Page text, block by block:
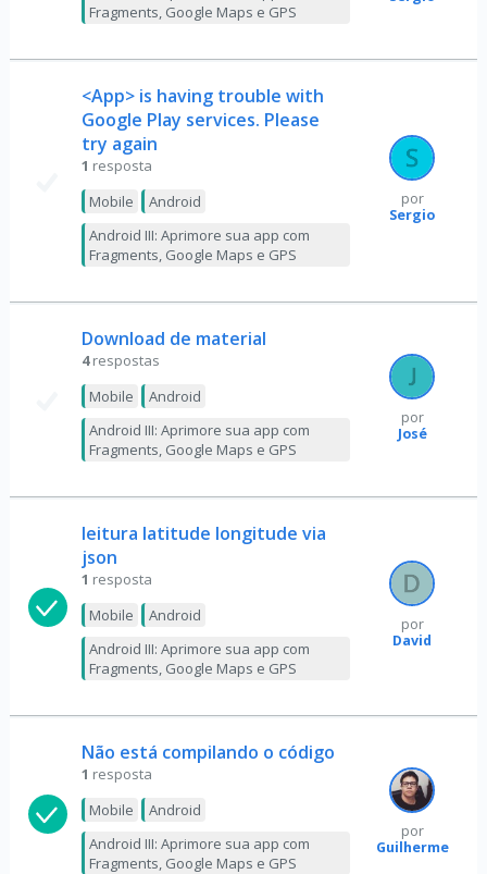
Fragments, Google Maps e GPS
<App> is having trouble with
Google Play services. Please
try again
1 resposta
Mobile
Android
Android III: Aprimore sua app com
Fragments, Google Maps e GPS
por
Sergio
Download de material
4 respostas
Mobile
Android
Android III: Aprimore sua app com
Fragments, Google Maps e GPS
por
José
leitura latitude longitude via
json
1 resposta
Mobile
Android
Android III: Aprimore sua app com
Fragments, Google Maps e GPS
por
David
Não está compilando o código
1 resposta
Mobile
Android
Android III: Aprimore sua app com
Fragments, Google Maps e GPS
por
Guilherme